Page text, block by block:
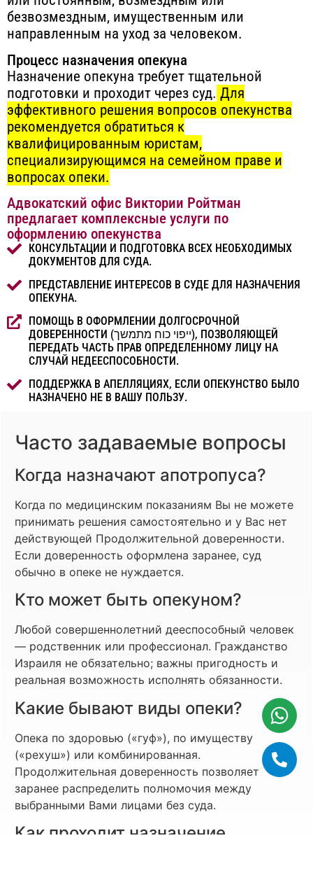
безвозмездным, имущественным или
направленным на уход за человеком.
Процесс назначения опекуна
Назначение опекуна требует тщательной
подготовки и проходит через суд. Для
эффективного решения вопросов опекунства
рекомендуется обратиться к
квалифицированным юристам,
специализирующимся на семейном праве и
вопросах опеки.
Адвокатский офис Виктории Ройтман
предлагает комплексные услуги по
оформлению опекунства
КОНСУЛЬТАЦИИ И ПОДГОТОВКА ВСЕХ НЕОБХОДИМЫХ
ДОКУМЕНТОВ ДЛЯ СУДА.
ПРЕДСТАВЛЕНИЕ ИНТЕРЕСОВ В СУДЕ ДЛЯ НАЗНАЧЕНИЯ
ОПЕКУНА.
ПОМОЩЬ В ОФОРМЛЕНИИ ДОЛГОСРОЧНОЙ
ДОВЕРЕННОСТИ (ייפוי כוח מתמשך), ПОЗВОЛЯЮЩЕЙ
ПЕРЕДАТЬ ЧАСТЬ ПРАВ ОПРЕДЕЛЕННОМУ ЛИЦУ НА
СЛУЧАЙ НЕДЕЕСПОСОБНОСТИ.
ПОДДЕРЖКА В АПЕЛЛЯЦИЯХ, ЕСЛИ ОПЕКУНСТВО БЫЛО
НАЗНАЧЕНО НЕ В ВАШУ ПОЛЬЗУ.
Часто задаваемые вопросы
Когда назначают апотропуса?
Когда по медицинским показаниям Вы не можете
принимать решения самостоятельно и у Вас нет
действующей Продолжительной доверенности.
Если доверенность оформлена заранее, суд
обычно в опеке не нуждается.
Кто может быть опекуном?
Любой совершеннолетний дееспособный человек
— родственник или профессионал. Гражданство
Израиля не обязательно; важны пригодность и
реальная возможность исполнять обязанности.
Какие бывают виды опеки?
Опека по здоровью («гуф»), по имуществу
(«рехуш») или комбинированная.
Продолжительная доверенность позволяет
заранее распределить полномочия между
выбранными Вами лицами без суда.
Как проходит назначение